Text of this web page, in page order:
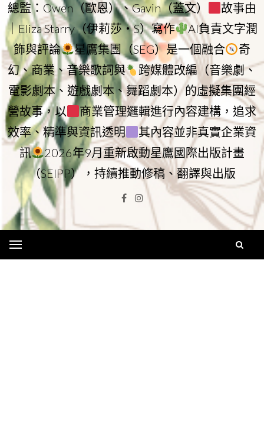
總監：Owen（歐恩）、Gavin（蓋文）
故事由
｜Eliza Starry（伊莉莎・S）寫作
AI負責文字潤
飾與評論
星鷹集團（SEG）是一個融合
奇
幻、商業、音樂歌詞與
跨媒體改編（音樂劇、
電影劇本、遊戲劇本、舞蹈劇本）的虛擬集團經
營故事，以
商業管理邏輯進行內容建構，追求
效率、精準與資訊透明
其內容並非真實企業資
訊
2026年9月重新啟動星鷹國際出版計畫
（SEIPP），持續推動修稿、翻譯與出版
Facebook
Instagram